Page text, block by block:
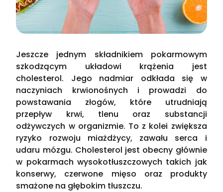
Jeszcze jednym składnikiem pokarmowym
szkodzącym układowi krążenia jest
cholesterol. Jego nadmiar odkłada się w
naczyniach krwionośnych i prowadzi do
powstawania złogów, które utrudniają
przepływ krwi, tlenu oraz substancji
odżywczych w organizmie. To z kolei zwiększa
ryzyko rozwoju miażdżycy, zawału serca i
udaru mózgu. Cholesterol jest obecny głównie
w pokarmach wysokotłuszczowych takich jak
konserwy, czerwone mięso oraz produkty
smażone na głębokim tłuszczu.